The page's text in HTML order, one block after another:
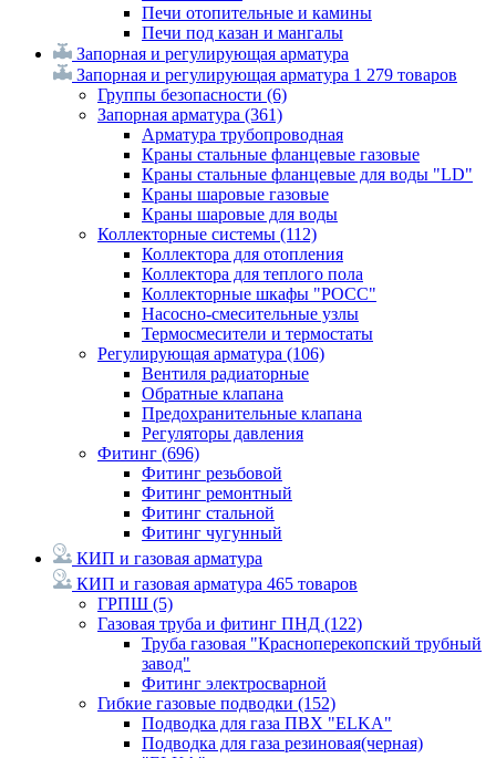
Печи отопительные и камины
Печи под казан и мангалы
Запорная и регулирующая арматура
Запорная и регулирующая арматура 1 279 товаров
Группы безопасности (6)
Запорная арматура (361)
Арматура трубопроводная
Краны стальные фланцевые газовые
Краны стальные фланцевые для воды "LD"
Краны шаровые газовые
Краны шаровые для воды
Коллекторные системы (112)
Коллектора для отопления
Коллектора для теплого пола
Коллекторные шкафы "РОСС"
Насосно-смесительные узлы
Термосмесители и термостаты
Регулирующая арматура (106)
Вентиля радиаторные
Обратные клапана
Предохранительные клапана
Регуляторы давления
Фитинг (696)
Фитинг резьбовой
Фитинг ремонтный
Фитинг стальной
Фитинг чугунный
КИП и газовая арматура
КИП и газовая арматура 465 товаров
ГРПШ (5)
Газовая труба и фитинг ПНД (122)
Труба газовая "Красноперекопский трубный
завод"
Фитинг электросварной
Гибкие газовые подводки (152)
Подводка для газа ПВХ "ELKA"
Подводка для газа резиновая(черная)